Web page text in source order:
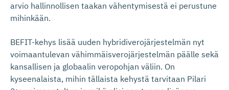
arvio hallinnollisen taakan vähentymisestä ei perustune
mihinkään.
BEFIT-kehys lisää uuden hybridiverojärjestelmän nyt
voimaantulevan vähimmäisverojärjestelmän päälle sekä
kansallisen ja globaalin veropohjan väliin. On
kyseenalaista, mihin tällaista kehystä tarvitaan Pilari